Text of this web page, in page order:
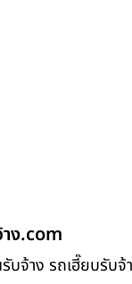
ง.com
บจ้าง รถเฮี๊ยบรั